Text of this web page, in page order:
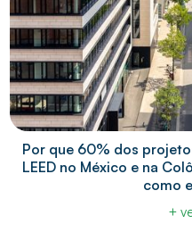
Por que 60% dos
LEED no México e na
como
+